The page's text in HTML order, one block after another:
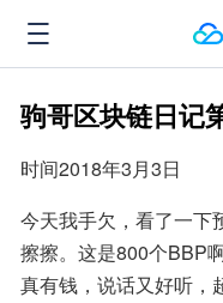
驹哥区块链日记
时间2018年3月3日
今天我手欠，看了一下
擦擦。这是800个BBP
真有钱，说话又好听，